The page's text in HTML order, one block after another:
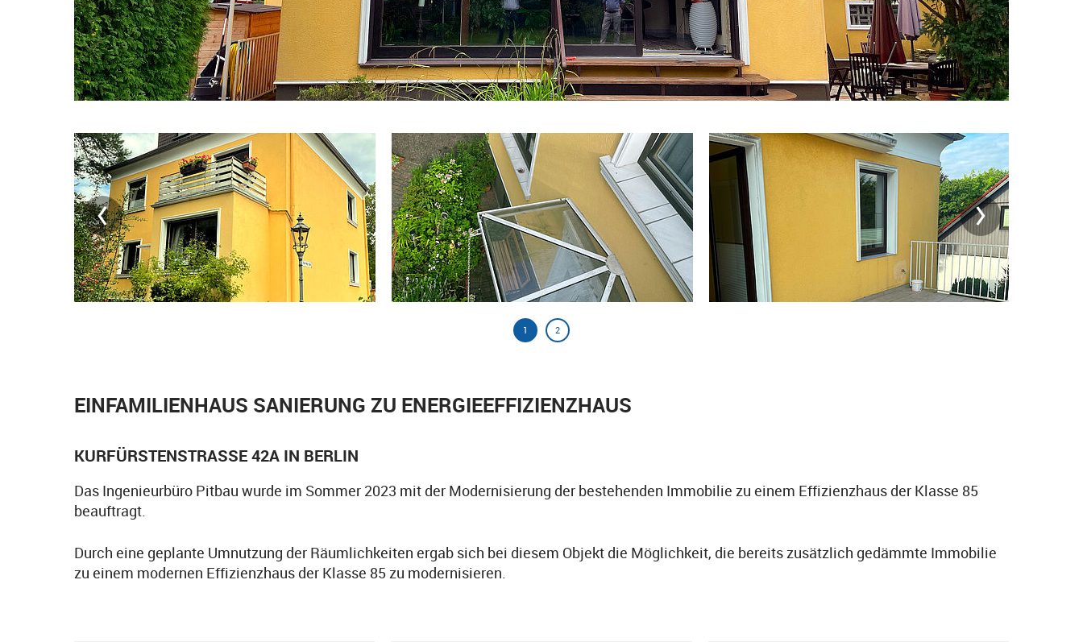
Zurück Weiter
1 2
EINFAMILIENHAUS SANIERUNG ZU ENERGIEEFFIZIENZHAUS
KURFÜRSTENSTRASSE 42A IN BERLIN
Das Ingenieurbüro Pitbau wurde im Sommer 2023 mit der Modernisierung der bestehenden Immobilie zu einem Effizienzhaus der Klasse 85
beauftragt.
Durch eine geplante Umnutzung der Räumlichkeiten ergab sich bei diesem Objekt die Möglichkeit, die bereits zusätzlich gedämmte Immobilie
zu einem modernen Effizienzhaus der Klasse 85 zu modernisieren.